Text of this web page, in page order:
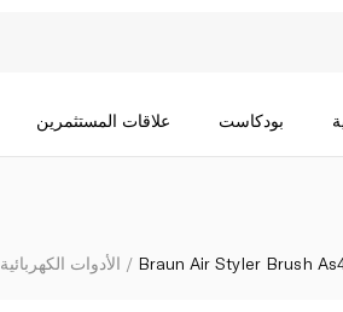
بودكاست علاقات المستثمرين
الأدوات الكهربائية Braun Air Styler Brush